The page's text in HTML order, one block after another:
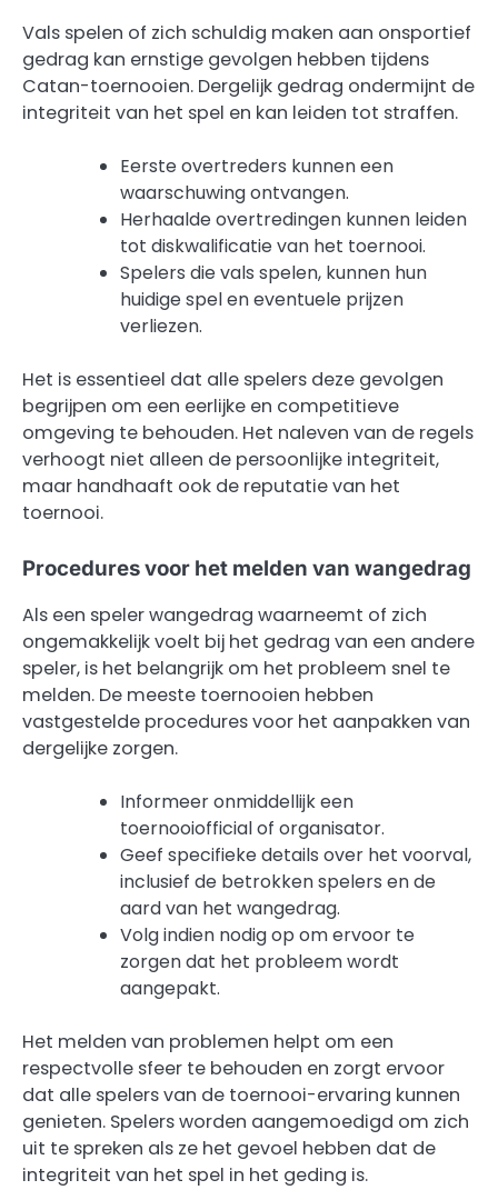
Vals spelen of zich schuldig maken aan onsportief
gedrag kan ernstige gevolgen hebben tijdens
Catan-toernooien. Dergelijk gedrag ondermijnt de
integriteit van het spel en kan leiden tot straffen.
Eerste overtreders kunnen een
waarschuwing ontvangen.
Herhaalde overtredingen kunnen leiden
tot diskwalificatie van het toernooi.
Spelers die vals spelen, kunnen hun
huidige spel en eventuele prijzen
verliezen.
Het is essentieel dat alle spelers deze gevolgen
begrijpen om een eerlijke en competitieve
omgeving te behouden. Het naleven van de regels
verhoogt niet alleen de persoonlijke integriteit,
maar handhaaft ook de reputatie van het
toernooi.
Procedures voor het melden van wangedrag
Als een speler wangedrag waarneemt of zich
ongemakkelijk voelt bij het gedrag van een andere
speler, is het belangrijk om het probleem snel te
melden. De meeste toernooien hebben
vastgestelde procedures voor het aanpakken van
dergelijke zorgen.
Informeer onmiddellijk een
toernooiofficial of organisator.
Geef specifieke details over het voorval,
inclusief de betrokken spelers en de
aard van het wangedrag.
Volg indien nodig op om ervoor te
zorgen dat het probleem wordt
aangepakt.
Het melden van problemen helpt om een
respectvolle sfeer te behouden en zorgt ervoor
dat alle spelers van de toernooi-ervaring kunnen
genieten. Spelers worden aangemoedigd om zich
uit te spreken als ze het gevoel hebben dat de
integriteit van het spel in het geding is.